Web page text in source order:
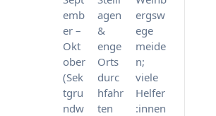
emb
er –
Okt
ober
(Sek
tgru
ndw
agen
&
enge
Orts
durc
hfahr
ten
ergsw
ege
meide
n;
viele
Helfer
:innen